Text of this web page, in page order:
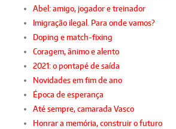
Abel: amigo, jogador e treinador
Imigração ilegal. Para onde vamos?
Doping e match-fixing
Coragem, ânimo e alento
2021: o pontapé de saída
Novidades em fim de ano
Época de esperança
Até sempre, camarada Vasco
Honrar a memória, construir o futuro